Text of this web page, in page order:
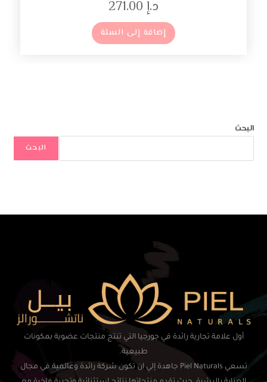
د.إ
إضافة إلى السلة
البحث
البحث
أول علامة تجارية رائدة في جورجيا التي تنتج منتجات عضوية بمكونات
طبيعية.
تسعي Piel Naturals جاهدة إلي ان تكون شركة رائدة وعالمية في مجال